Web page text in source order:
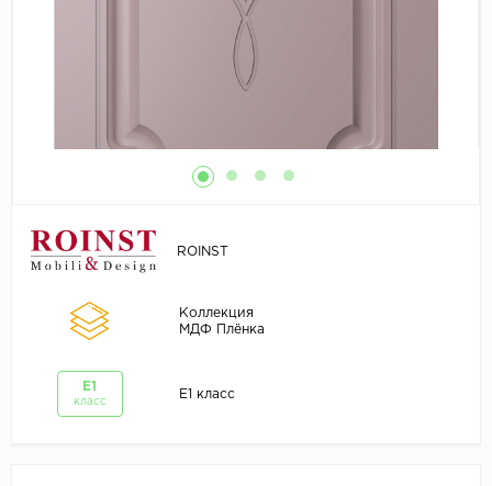
ROINST
Коллекция
МДФ Плёнка
E1
класс
E1 класс